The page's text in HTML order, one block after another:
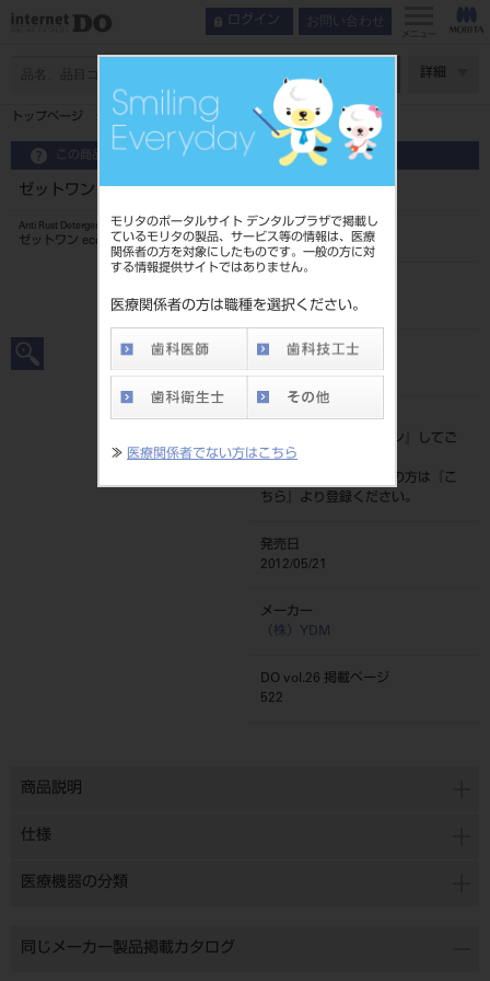
モリタのポータルサイト デンタルプラザで掲載し
ているモリタの製品、サービス等の情報は、医療
関係者の方を対象にしたものです。一般の方に対
する情報提供サイトではありません。
医療関係者の方は職種を選択ください。
≫ 医療関係者でない方はこちら
ログイン お問い合わせ
メニュー
詳細
トップページ ゼットワン eco ファインリキッド 13538
この商品に関するお問い合わせ
ゼットワン eco ファインリキッド 13538
Anti Rust Detergent
ゼットワン eco ファインリキッド 13538
201010160
JAN/EANコード
標準価格
ログイン
』してご
覧ください。
ネット会員登録がまだの方は『
こ
ちら
』より登録ください。
発売日
2012/05/21
メーカー
（株）YDM
DO vol.26 掲載ページ
522
商品説明
仕様
医療機器の分類
同じメーカー製品掲載カタログ